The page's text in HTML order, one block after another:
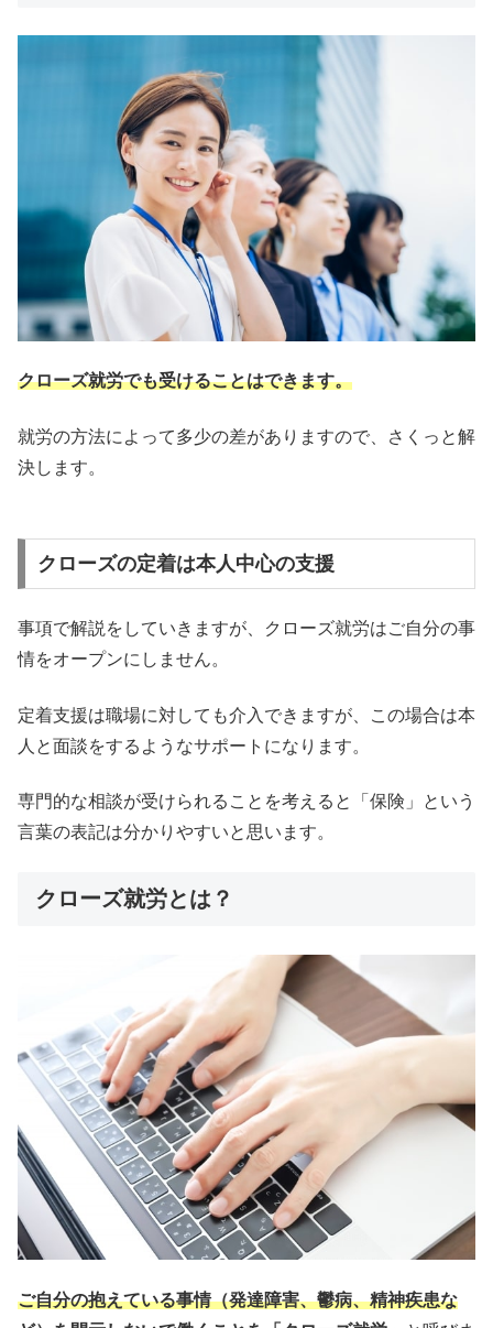
クローズ就労でも受けることはできます。
就労の方法によって多少の差がありますので、さくっと解
決します。
クローズの定着は本人中心の支援
事項で解説をしていきますが、クローズ就労はご自分の事
情をオープンにしません。
定着支援は職場に対しても介入できますが、この場合は本
人と面談をするようなサポートになります。
専門的な相談が受けられることを考えると「保険」という
言葉の表記は分かりやすいと思います。
クローズ就労とは？
ご自分の抱えている事情（発達障害、鬱病、精神疾患な